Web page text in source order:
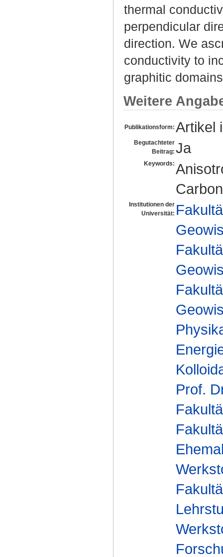
thermal
perpendicular
direction. We
conductivity to
graphitic
Weitere
Publikationsform: Artikel
Begutachteter
Beitrag: Ja
Keywords:
Institutionen der
Universität:
Prof.